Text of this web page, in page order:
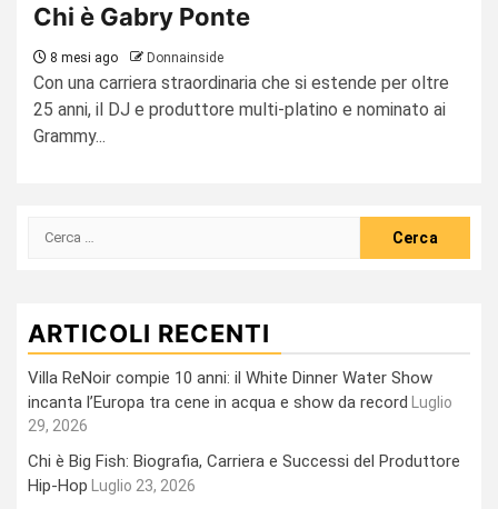
Chi è Gabry Ponte
8 mesi ago Donnainside
Con una carriera straordinaria che si estende per oltre
25 anni, il DJ e produttore multi-platino e nominato ai
Grammy...
Ricerca
ARTICOLI RECENTI
Villa ReNoir compie 10 anni: il White Dinner Water Show
incanta l’Europa tra cene in acqua e show da record
Luglio
29, 2026
Chi è Big Fish: Biografia, Carriera e Successi del Produttore
Hip-Hop
Luglio 23, 2026